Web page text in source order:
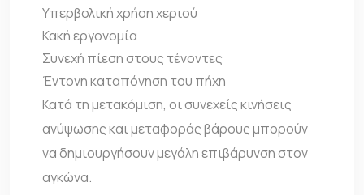
Υπερβολική χρήση χεριού
Κακή εργονομία
Συνεχή πίεση στους τένοντες
Έντονη καταπόνηση του πήχη
Κατά τη μετακόμιση, οι συνεχείς κινήσεις
ανύψωσης και μεταφοράς βάρους μπορούν
να δημιουργήσουν μεγάλη επιβάρυνση στον
αγκώνα.